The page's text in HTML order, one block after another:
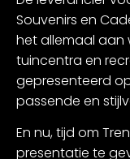
Souvenirs en
het allemaal aan
tuincentra en
gepresenteerd
passende en
En nu, tijd om
presentatie te